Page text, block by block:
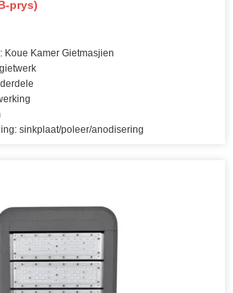
prys)
Koue Kamer Gietmasjien
sinkplaat/poleer/anodisering